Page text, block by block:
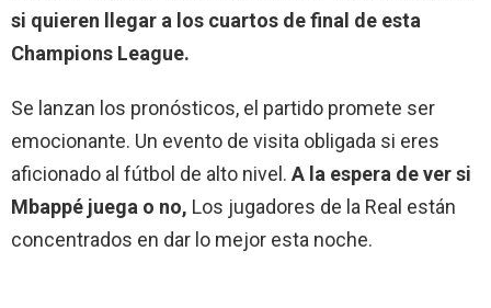
si quieren llegar a los cuartos de final de esta
Champions League.
Se lanzan los pronósticos, el partido promete ser
emocionante. Un evento de visita obligada si eres
aficionado al fútbol de alto nivel. A la espera de ver si
Mbappé juega o no, Los jugadores de la Real están
concentrados en dar lo mejor esta noche.